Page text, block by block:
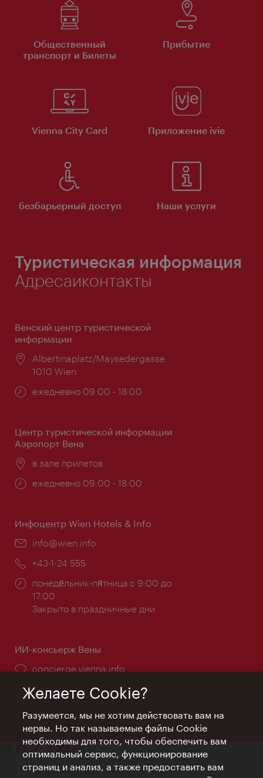
Общественный
транспорт и Билеты
Прибытие
Vienna City Card Приложение ivie
безбарьерный доступ Наши услуги
Туристическая информация
Адресаиконтакты
Венский центр туристической
информации
Расположение:
Albertinaplatz/Maysedergasse
1010 Wien
Часы
ежедневно 09:00 - 18:00
Центр туристической информации
Аэропорт Вена
Расположение:
в зале прилетов
Часы
ежедневно 09:00 - 18:00
Инфоцентр Wien Hotels & Info
Эл.
info@wien.info
Телефон:
+43-1-24 555
Часы
работы:
понеде́льник-пя́тница с 9:00 до
17:00
Закрыто в праздничные дни
ИИ-консьерж Вены
concierge.vienna.info
Информация круглосуточно
Контакт
Желаете Cookie?
Разумеется, мы не хотим действовать вам на
нервы. Но так называемые файлы Cookie
необходимы для того, чтобы обеспечить вам
оптимальный сервис, функционирование
страниц и анализ, а также предоставить вам